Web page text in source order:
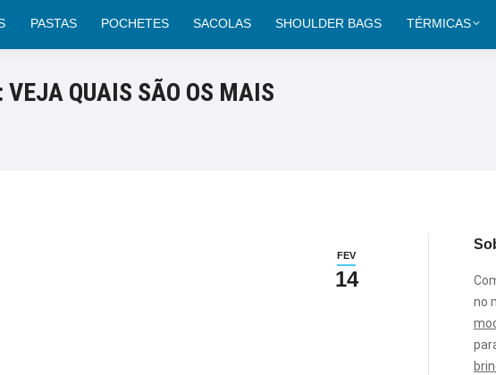
PASTAS POCHETES SACOLAS SHOULDER BAGS TÉRMICAS
QUAIS SÃO OS MAIS
FEV
14
no